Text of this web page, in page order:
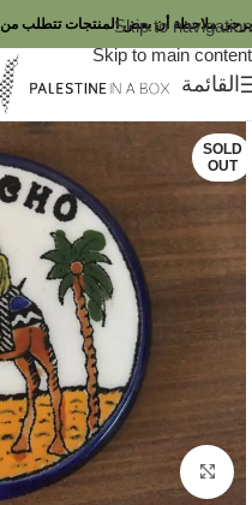
Skip to navigation
Skip to main content
يرجى ملاحظة أن بعض المنتجات تتطلب من 7 إلى 10 أيام من أجل التحضير قبل الشحن
القائمة
SOLD
OUT
اضغط للتكبير